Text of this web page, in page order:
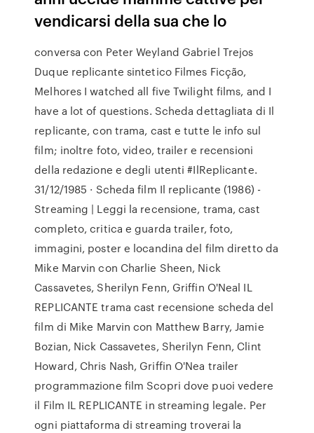
vendicarsi della sua che lo
conversa con Peter Weyland Gabriel Trejos
Duque replicante sintetico Filmes Ficção,
Melhores I watched all five Twilight films, and I
have a lot of questions. Scheda dettagliata di Il
replicante, con trama, cast e tutte le info sul
film; inoltre foto, video, trailer e recensioni
della redazione e degli utenti #IlReplicante.
31/12/1985 · Scheda film Il replicante (1986) -
Streaming | Leggi la recensione, trama, cast
completo, critica e guarda trailer, foto,
immagini, poster e locandina del film diretto da
Mike Marvin con Charlie Sheen, Nick
Cassavetes, Sherilyn Fenn, Griffin O'Neal IL
REPLICANTE trama cast recensione scheda del
film di Mike Marvin con Matthew Barry, Jamie
Bozian, Nick Cassavetes, Sherilyn Fenn, Clint
Howard, Chris Nash, Griffin O'Nea trailer
programmazione film Scopri dove puoi vedere
il Film IL REPLICANTE in streaming legale. Per
ogni piattaforma di streaming troverai la